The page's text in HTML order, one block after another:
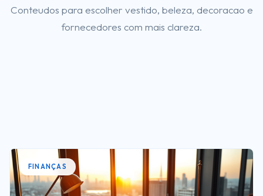
Conteudos para escolher vestido, beleza, decoracao e
fornecedores com mais clareza.
FINANÇAS